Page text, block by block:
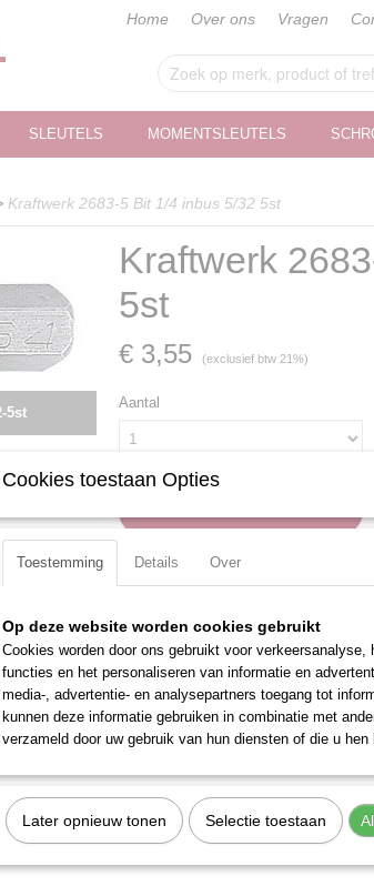
Home Over ons Vragen
SLEUTELS MOMENTSLEUTELS
Kraftwerk 2683-5 Bit 1/4 inbus 5/32 5st
5st
Kraftwerk
5st
€ 3,55 (exclusief btw 21%)
Aantal
Specificaties
Productcode
EAN code
Productcode leverancier
Cookies toestaan Opties
Toestemming Details Over
Op deze website worden cookies gebruikt
Cookies worden door ons gebruikt voor verkeersanalyse,
functies en het personaliseren van informatie en
media-, advertentie- en analysepartners toegang tot
kunnen deze informatie gebruiken in combinatie met
verzameld door uw gebruik van hun diensten of die u
Later opnieuw tonen Selectie toestaan